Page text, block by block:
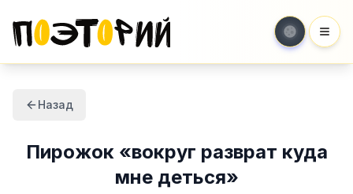
Назад
Пирожок«вокруг разврат куда
мне деться»